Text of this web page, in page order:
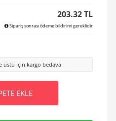
203.32 TL
Sipariş sonrası ödeme bildirimi gereklidir
üstü için kargo bedava
EKLE